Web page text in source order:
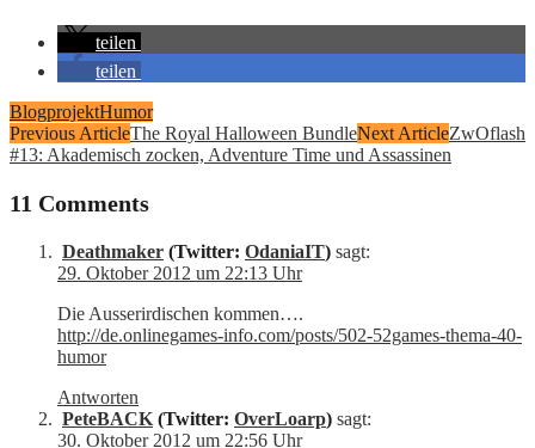
teilen
teilen
BlogprojektHumor
Previous ArticleThe Royal Halloween BundleNext ArticleZwOflash
#13: Akademisch zocken, Adventure Time und Assassinen
11 Comments
Deathmaker (Twitter: OdaniaIT) sagt:
29. Oktober 2012 um 22:13 Uhr
Die Ausserirdischen kommen….
http://de.onlinegames-info.com/posts/502-52games-thema-40-
humor
Antworten
PeteBACK (Twitter: OverLoarp) sagt:
30. Oktober 2012 um 22:56 Uhr